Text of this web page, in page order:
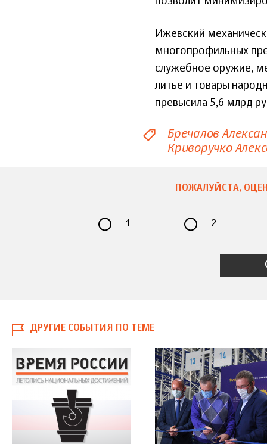
Ижевский
многопрофильных
служебное оружие,
литье и товары
превысила 5,6 млрд
Бречалов
Криворучко
ПОЖАЛУЙСТА,
1 2
ДРУГИЕ СОБЫТИЯ ПО ТЕМЕ